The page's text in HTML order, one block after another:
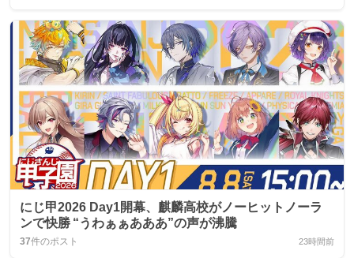
にじ甲2026 Day1開幕、麒麟高校がノーヒットノーラ
ンで快勝 “うわぁぁあああ”の声が沸騰
37件のポスト 23時間前